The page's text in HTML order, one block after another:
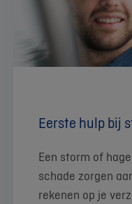
Eerste hulp bij
Een storm of
schade zorgen
rekenen op je